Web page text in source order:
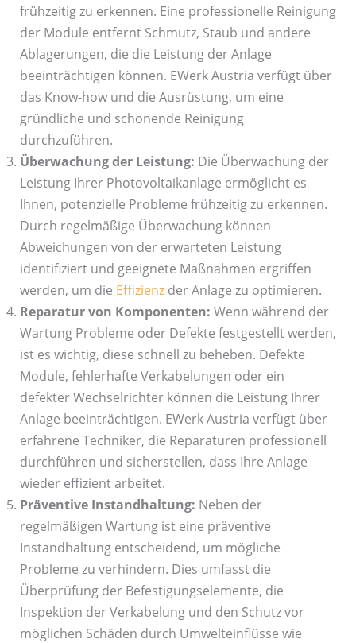
frühzeitig zu erkennen. Eine professionelle Reinigung
der Module entfernt Schmutz, Staub und andere
Ablagerungen, die die Leistung der Anlage
beeinträchtigen können. EWerk Austria verfügt über
das Know-how und die Ausrüstung, um eine
gründliche und schonende Reinigung
durchzuführen.
Überwachung der Leistung: Die Überwachung der
Leistung Ihrer Photovoltaikanlage ermöglicht es
Ihnen, potenzielle Probleme frühzeitig zu erkennen.
Durch regelmäßige Überwachung können
Abweichungen von der erwarteten Leistung
identifiziert und geeignete Maßnahmen ergriffen
werden, um die Effizienzder Anlage zu optimieren.
Reparatur von Komponenten: Wenn während der
Wartung Probleme oder Defekte festgestellt werden,
ist es wichtig, diese schnell zu beheben. Defekte
Module, fehlerhafte Verkabelungen oder ein
defekter Wechselrichter können die Leistung Ihrer
Anlage beeinträchtigen. EWerk Austria verfügt über
erfahrene Techniker, die Reparaturen professionell
durchführen und sicherstellen, dass Ihre Anlage
wieder effizient arbeitet.
Präventive Instandhaltung: Neben der
regelmäßigen Wartung ist eine präventive
Instandhaltung entscheidend, um mögliche
Probleme zu verhindern. Dies umfasst die
Überprüfung der Befestigungselemente, die
Inspektion der Verkabelung und den Schutz vor
möglichen Schäden durch Umwelteinflüsse wie